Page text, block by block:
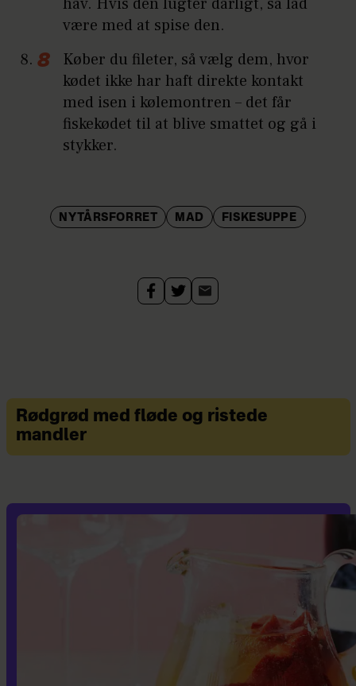
hav. Hvis den lugter dårligt, så lad
være med at spise den.
Køber du fileter, så vælg dem, hvor
kødet ikke har haft direkte kontakt
med isen i kølemontren – det får
fiskekødet til at blive smattet og gå i
stykker.
NYTÅRSFORRET MAD FISKESUPPE
Rødgrød med fløde og ristede
mandler